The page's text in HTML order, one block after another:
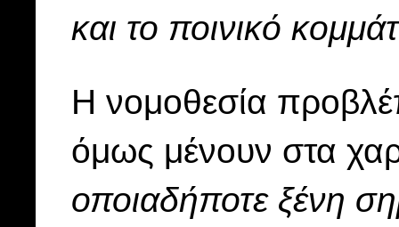
και το ποινικό
Η νομοθεσία
όμως μένουν στα
οποιαδήποτε ξένη